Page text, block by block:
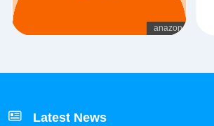
Latest News